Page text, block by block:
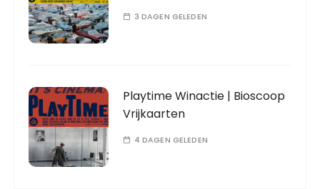
3 DAGEN GELEDEN
Playtime Winactie | Bioscoop
Vrijkaarten
4 DAGEN GELEDEN